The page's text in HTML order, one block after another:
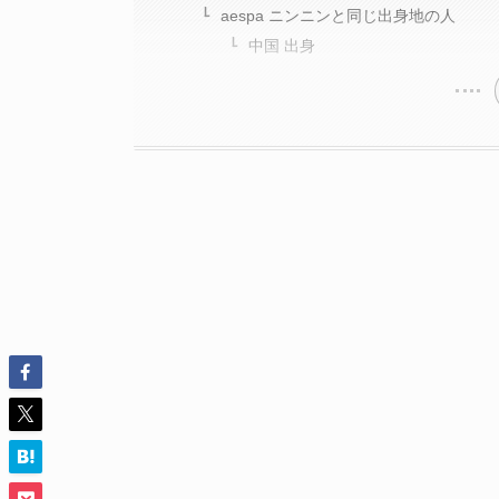
aespa ニンニンと同じ出身地の人
中国 出身